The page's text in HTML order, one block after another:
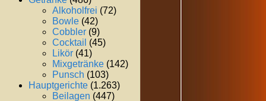
Alkoholfrei (72)
Bowle (42)
Cobbler (9)
Cocktail (45)
Likör (41)
Mixgetränke (142)
Punsch (103)
Hauptgerichte (1.263)
Beilagen (447)